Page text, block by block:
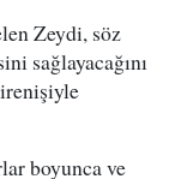
Zeydi, söz
sağlayacağını
boyunca ve